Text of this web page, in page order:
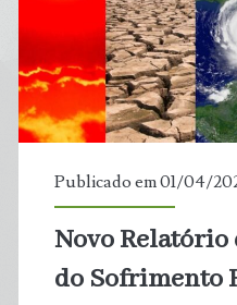
na
possui
Publicado em 01/04/
Novo Relatório
do Sofrimento